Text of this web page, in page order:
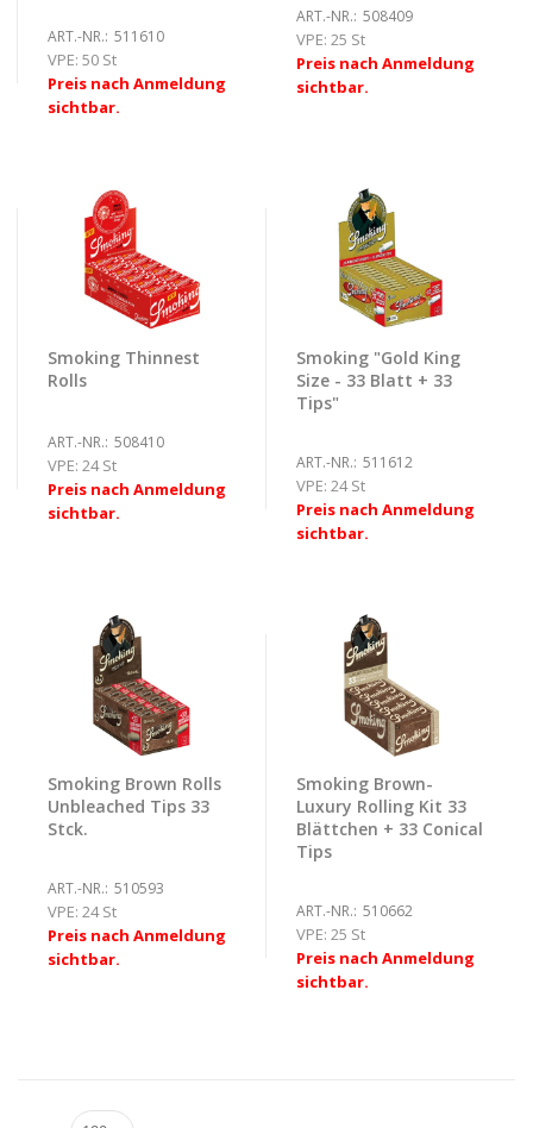
ART.-NR.: 511610
VPE: 50 St
Preis nach Anmeldung
sichtbar.
ART.-NR.: 508409
VPE: 25 St
Preis nach Anmeldung
sichtbar.
Smoking Thinnest
Rolls
ART.-NR.: 508410
VPE: 24 St
Preis nach Anmeldung
sichtbar.
Smoking "Gold King
Size - 33 Blatt + 33
Tips"
ART.-NR.: 511612
VPE: 24 St
Preis nach Anmeldung
sichtbar.
Smoking Brown Rolls
Unbleached Tips 33
Stck.
ART.-NR.: 510593
VPE: 24 St
Preis nach Anmeldung
sichtbar.
Smoking Brown-
Luxury Rolling Kit 33
Blättchen + 33 Conical
Tips
ART.-NR.: 510662
VPE: 25 St
Preis nach Anmeldung
sichtbar.